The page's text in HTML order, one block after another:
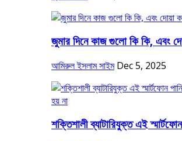
জুমার দিনে কাজ গুলো কি কি, এবং
আমিরুল ইসলাম সাইম Dec 5, 2025
শক্তিশালী ব্যাটারিযুক্ত এই